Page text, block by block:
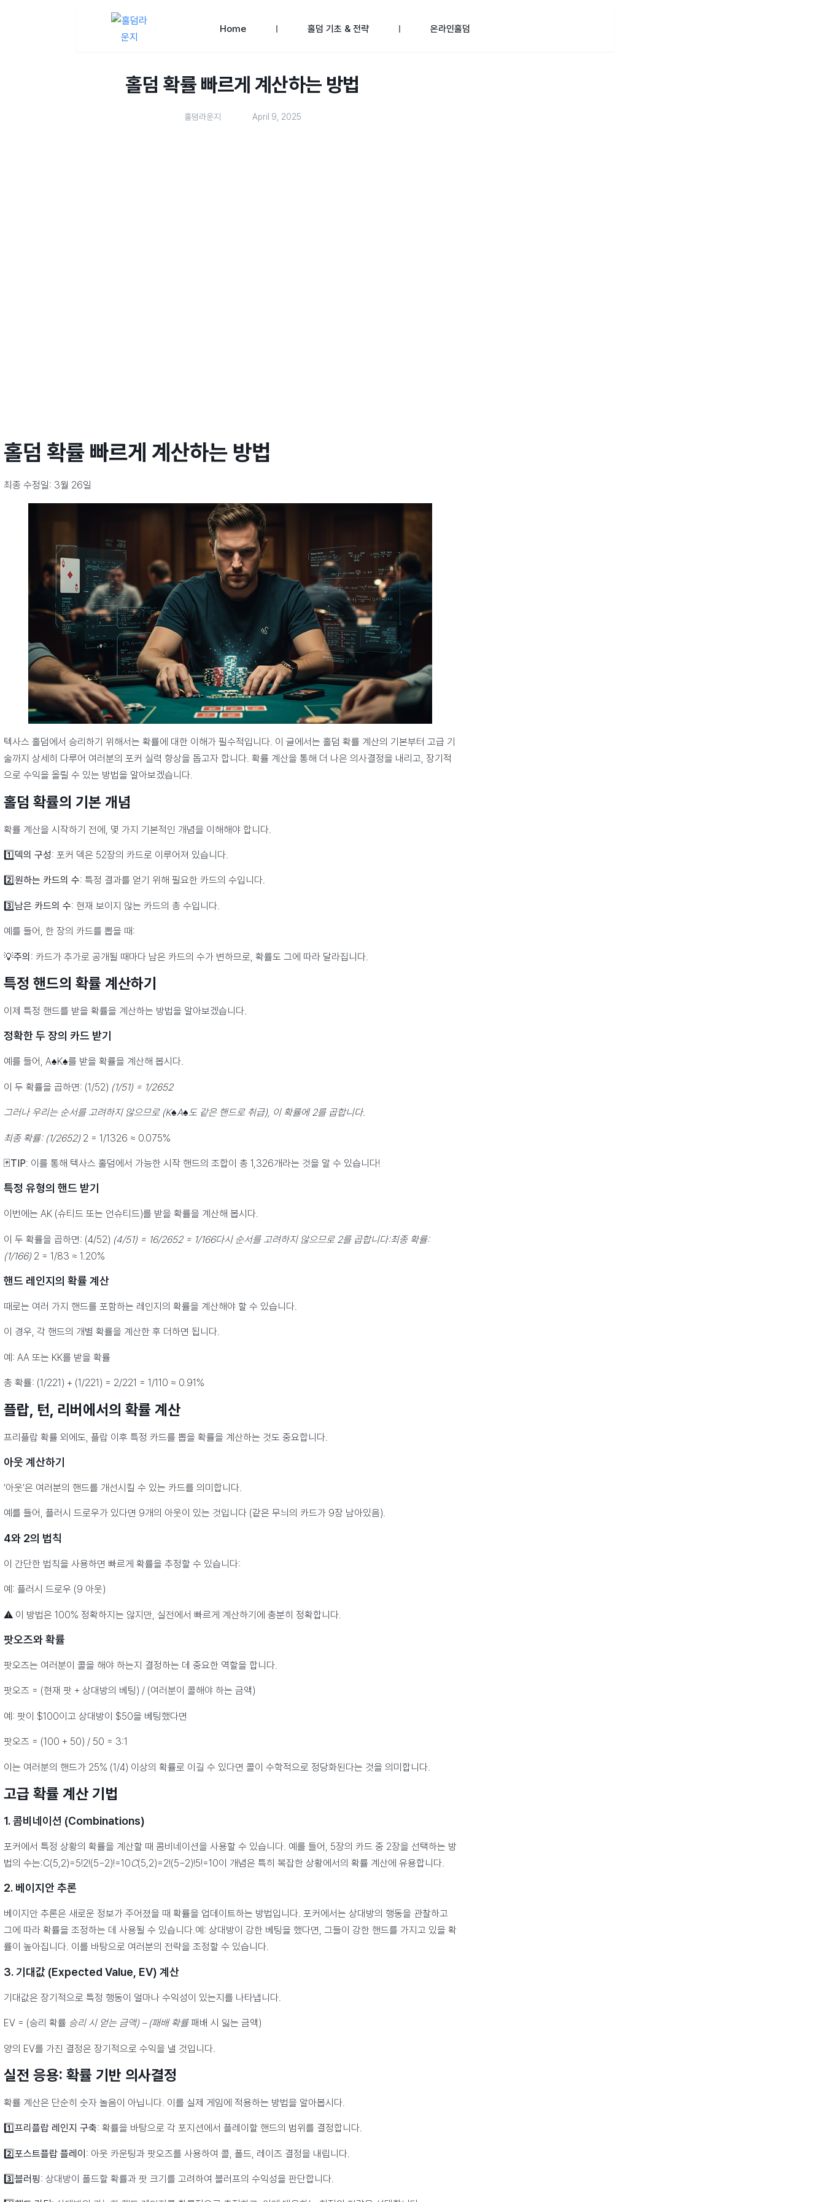
Home 홀덤 기초 & 전략 온라인홀덤
홀덤 확률 빠르게 계산하는 방법
홀덤라운지 April 9, 2025
홀덤 확률 빠르게 계산하는 방법
최종 수정일: 3월 26일
텍사스 홀덤에서 승리하기 위해서는 확률에 대한 이해가 필수적입니다. 이 글에서는 홀덤 확률 계산의 기본부터 고급 기
술까지 상세히 다루어 여러분의 포커 실력 향상을 돕고자 합니다. 확률 계산을 통해 더 나은 의사결정을 내리고, 장기적
으로 수익을 올릴 수 있는 방법을 알아보겠습니다.
홀덤 확률의 기본 개념
확률 계산을 시작하기 전에, 몇 가지 기본적인 개념을 이해해야 합니다.
1️⃣덱의 구성: 포커 덱은 52장의 카드로 이루어져 있습니다.
2️⃣원하는 카드의 수: 특정 결과를 얻기 위해 필요한 카드의 수입니다.
3️⃣남은 카드의 수: 현재 보이지 않는 카드의 총 수입니다.
예를 들어, 한 장의 카드를 뽑을 때:
💡주의 : 카드가 추가로 공개될 때마다 남은 카드의 수가 변하므로, 확률도 그에 따라 달라집니다.
특정 핸드의 확률 계산하기
이제 특정 핸드를 받을 확률을 계산하는 방법을 알아보겠습니다.
정확한 두 장의 카드 받기
예를 들어, A♠K♠를 받을 확률을 계산해 봅시다.
이 두 확률을 곱하면: (1/52) (1/51) = 1/2652
그러나 우리는 순서를 고려하지 않으므로 (K♠A♠도 같은 핸드로 취급), 이 확률에 2를 곱합니다.
최종 확률: (1/2652) 2 = 1/1326 ≈ 0.075%
🃏TIP: 이를 통해 텍사스 홀덤에서 가능한 시작 핸드의 조합이 총 1,326개라는 것을 알 수 있습니다!
특정 유형의 핸드 받기
이번에는 AK (슈티드 또는 언슈티드)를 받을 확률을 계산해 봅시다.
이 두 확률을 곱하면: (4/52) (4/51) = 16/2652 = 1/166다시 순서를 고려하지 않으므로 2를 곱합니다:최종 확률:
(1/166) 2 = 1/83 ≈ 1.20%
핸드 레인지의 확률 계산
때로는 여러 가지 핸드를 포함하는 레인지의 확률을 계산해야 할 수 있습니다.
이 경우, 각 핸드의 개별 확률을 계산한 후 더하면 됩니다.
예: AA 또는 KK를 받을 확률
총 확률: (1/221) + (1/221) = 2/221 = 1/110 ≈ 0.91%
플랍, 턴, 리버에서의 확률 계산
프리플랍 확률 외에도, 플랍 이후 특정 카드를 뽑을 확률을 계산하는 것도 중요합니다.
아웃 계산하기
‘아웃’은 여러분의 핸드를 개선시킬 수 있는 카드를 의미합니다.
예를 들어, 플러시 드로우가 있다면 9개의 아웃이 있는 것입니다 (같은 무늬의 카드가 9장 남아있음).
4와 2의 법칙
이 간단한 법칙을 사용하면 빠르게 확률을 추정할 수 있습니다:
예: 플러시 드로우 (9 아웃)
⚠️ 이 방법은 100% 정확하지는 않지만, 실전에서 빠르게 계산하기에 충분히 정확합니다.
팟오즈와 확률
팟오즈는 여러분이 콜을 해야 하는지 결정하는 데 중요한 역할을 합니다.
팟오즈 = (현재 팟 + 상대방의 베팅) / (여러분이 콜해야 하는 금액)
예: 팟이 $100이고 상대방이 $50을 베팅했다면
팟오즈 = (100 + 50) / 50 = 3:1
이는 여러분의 핸드가 25% (1/4) 이상의 확률로 이길 수 있다면 콜이 수학적으로 정당화된다는 것을 의미합니다.
고급 확률 계산 기법
1. 콤비네이션 (Combinations)
포커에서 특정 상황의 확률을 계산할 때 콤비네이션을 사용할 수 있습니다. 예를 들어, 5장의 카드 중 2장을 선택하는 방
법의 수는:C(5,2)=5!2!(5−2)!=10C(5,2)=2!(5−2)!5!​=10이 개념은 특히 복잡한 상황에서의 확률 계산에 유용합니다.
2. 베이지안 추론
베이지안 추론은 새로운 정보가 주어졌을 때 확률을 업데이트하는 방법입니다. 포커에서는 상대방의 행동을 관찰하고
그에 따라 확률을 조정하는 데 사용될 수 있습니다.예: 상대방이 강한 베팅을 했다면, 그들이 강한 핸드를 가지고 있을 확
률이 높아집니다. 이를 바탕으로 여러분의 전략을 조정할 수 있습니다.
3. 기대값 (Expected Value, EV) 계산
기대값은 장기적으로 특정 행동이 얼마나 수익성이 있는지를 나타냅니다.
EV = (승리 확률 승리 시 얻는 금액) – (패배 확률패배 시 잃는 금액)
양의 EV를 가진 결정은 장기적으로 수익을 낼 것입니다.
실전 응용: 확률 기반 의사결정
확률 계산은 단순히 숫자 놀음이 아닙니다. 이를 실제 게임에 적용하는 방법을 알아봅시다.
1️⃣프리플랍 레인지 구축: 확률을 바탕으로 각 포지션에서 플레이할 핸드의 범위를 결정합니다.
2️⃣포스트플랍 플레이 : 아웃 카운팅과 팟오즈를 사용하여 콜, 폴드, 레이즈 결정을 내립니다.
3️⃣블러핑: 상대방이 폴드할 확률과 팟 크기를 고려하여 블러프의 수익성을 판단합니다.